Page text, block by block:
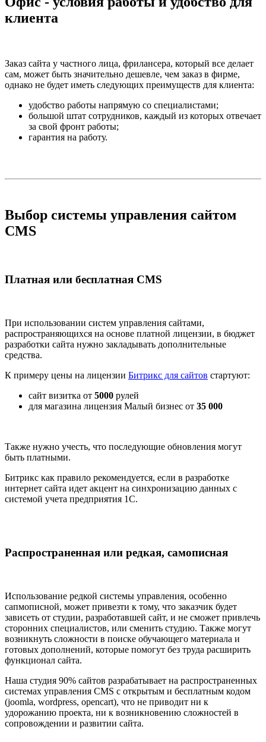
клиента
Заказ сайта у частного лица, фрилансера, который все делает
сам, может быть значительно дешевле, чем заказ в фирме,
однако не будет иметь следующих преимуществ для клиента:
удобство работы напрямую со специалистами;
большой штат сотрудников, каждый из которых отвечает
за свой фронт работы;
гарантия на работу.
Выбор системы управления сайтом
CMS
Платная или бесплатная СМS
При использовании систем управления сайтами,
распространяющихся на основе платной лицензии, в бюджет
разработки сайта нужно закладывать дополнительные
средства.
К примеру цены на лицензии Битрикс для сайтов стартуют:
сайт визитка от 5000 рулей
для магазина лицензия Малый бизнес от 35 000
Также нужно учесть, что последующие обновления могут
быть платными.
Битрикс как правило рекомендуется, если в разработке
интернет сайта идет акцент на синхронизацию данных с
системой учета предприятия 1С.
Распространенная или редкая, самописная
Использование редкой системы управления, особенно
сапмописной, может привезти к тому, что заказчик будет
зависеть от студии, разработавшей сайт, и не сможет привлечь
сторонних специалистов, или сменить студию. Также могут
возникнуть сложности в поиске обучающего материала и
готовых дополнений, которые помогут без труда расширить
функционал сайта.
Наша студия 90% сайтов разрабатывает на распространенных
системах управления CMS с открытым и бесплатным кодом
(joomla, wordpress, opencart), что не приводит ни к
удорожанию проекта, ни к возникновению сложностей в
сопровождении и развитии сайта.